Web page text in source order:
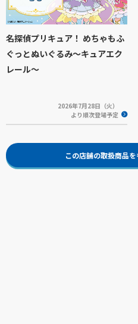
名探偵プリキュア！ めちゃもふ
ぐっとぬいぐるみ～キュアエク
レール～
2026年7月28日（火）
より順次登場予定
この店舗の取扱商品を